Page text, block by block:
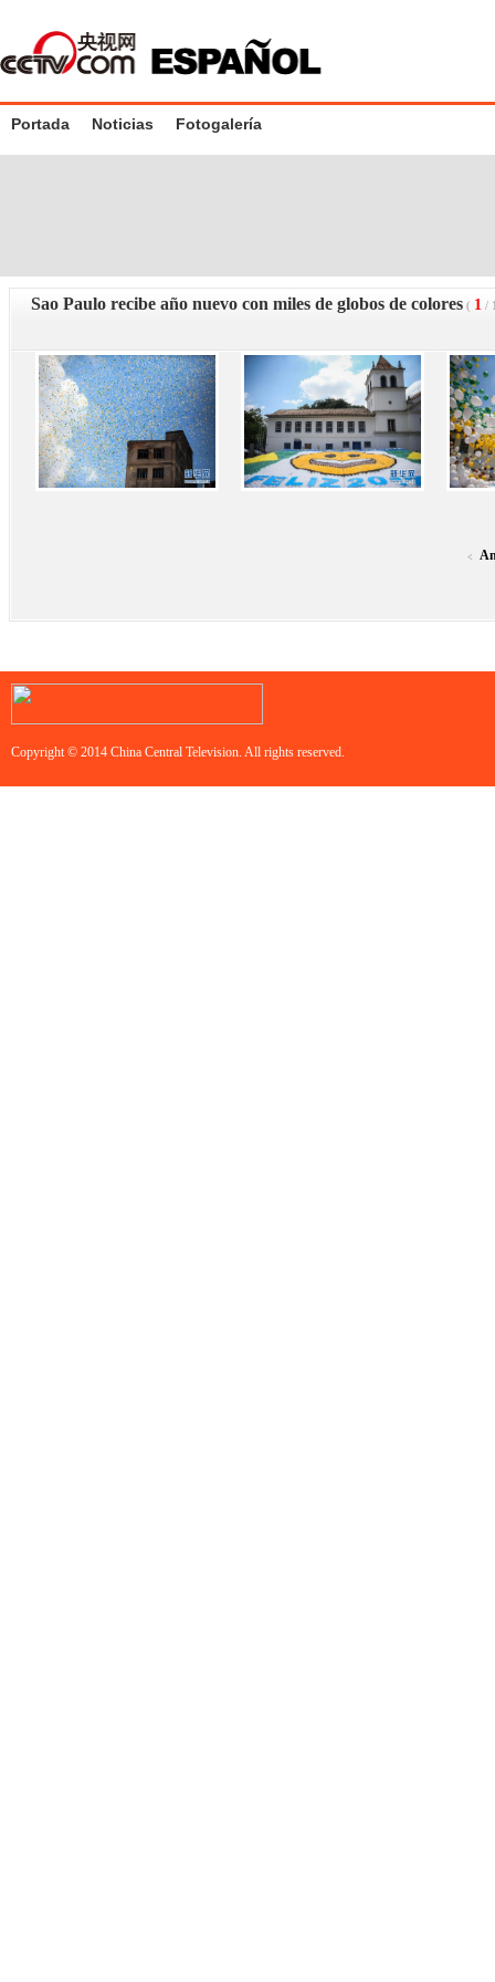
Portada Noticias Fotogalería
Sao Paulo recibe año nuevo con miles de globos de colores ( 1 /
<
Copyright © 2014 China Central Television. All rights reserved.